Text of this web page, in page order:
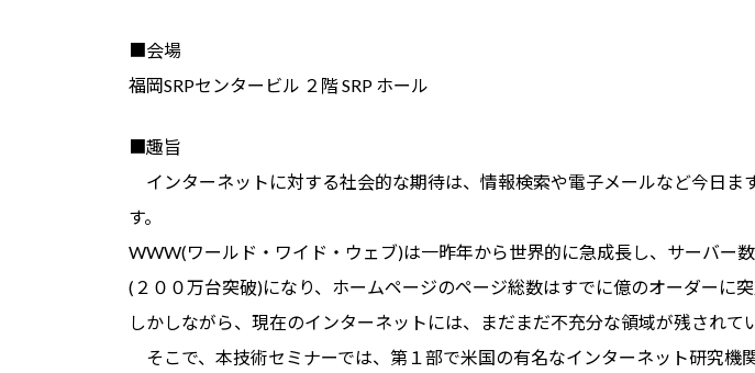
■会場
福岡SRPセンタービル ２階 SRP ホール
■趣旨
インターネットに対する社会的な期待は、情報検索や電子メールなど今日ま
す。
WWW(ワールド・ワイド・ウェブ)は一昨年から世界的に急成長し、サーバー
(２００万台突破)になり、ホームページのページ総数はすでに億のオーダーに突
しかしながら、現在のインターネットには、まだまだ不充分な領域が残されてい
そこで、本技術セミナーでは、第１部で米国の有名なインターネット研究機